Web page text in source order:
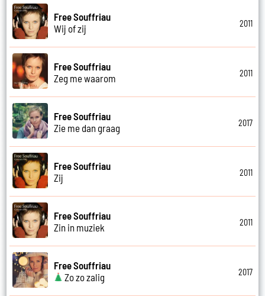
Free Souffriau
Wij of zij
2011
Free Souffriau
Zeg me waarom
2011
Free Souffriau
Zie me dan graag
2017
Free Souffriau
Zij
2011
Free Souffriau
Zin in muziek
2011
Free Souffriau
Zo zo zalig
2017